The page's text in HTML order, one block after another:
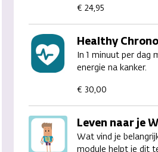
€ 24,95
Healthy
In 1 minuut per dag
energie na kanker.
€ 30,00
Leven naar je
Wat vind je
module helpt je dit